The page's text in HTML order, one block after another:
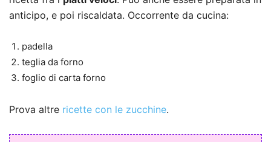
anticipo, e poi riscaldata. Occorrente da cucina:
padella
teglia da forno
foglio di carta forno
Prova altre ricette con le zucchine.